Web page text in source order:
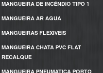
MANGUEIRA DE INCÊNDIO TIPO 1
MANGUEIRA AR AGUA
MANGUEIRAS FLEXIVEIS
MANGUEIRA CHATA PVC FLAT
RECALQUE
MANGUEIRA PNEUMATICA PORTO